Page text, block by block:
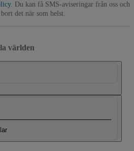
. Du kan få SMS-aviseringar från oss och
det när som helst.
världen